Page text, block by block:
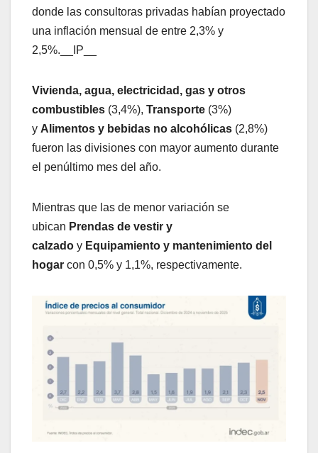
donde las consultoras privadas habían proyectado
una inflación mensual de entre 2,3% y
2,5%.__IP__
Vivienda, agua, electricidad, gas y otros
combustibles (3,4%), Transporte (3%)
y Alimentos y bebidas no alcohólicas (2,8%)
fueron las divisiones con mayor aumento durante
el penúltimo mes del año.
Mientras que las de menor variación se
ubican Prendas de vestir y
calzado y Equipamiento y mantenimiento del
hogar con 0,5% y 1,1%, respectivamente.